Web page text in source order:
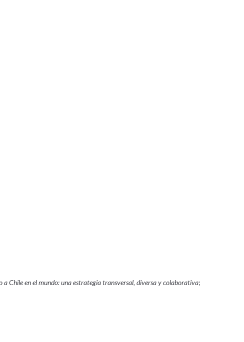
a Chile en el mundo: una estrategia transversal, diversa y colaborativa;